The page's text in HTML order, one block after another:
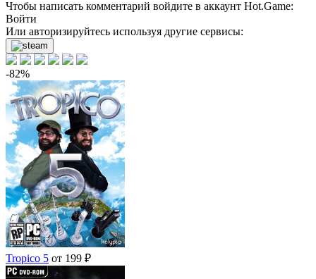
Чтобы написать комментарий войдите в аккаунт Hot.Game:
Войти
Или авторизируйтесь используя другие сервисы:
-82%
Tropico 5 от 199 ₽